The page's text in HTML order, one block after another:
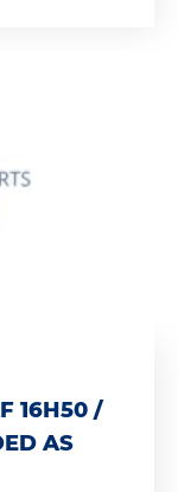
16H50 /
AS